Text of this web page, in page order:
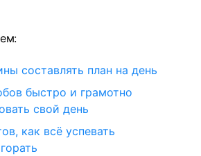
составлять план на день
быстро и грамотно
свой день
как всё успевать